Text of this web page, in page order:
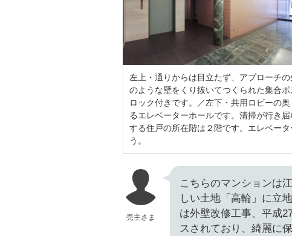
左上・通りからは目立たず、アプローチ
のような壁をくり抜いてつくられた集合
ロック付きです。／左下・共用ロビーの
るエレベーターホールです。清掃が行き
する住戸の所在階は２階です。エレベー
う。
売主さま
こちらのマンションは
しい土地「高輪」に立
は外壁改修工事、平成
スされており、綺麗に